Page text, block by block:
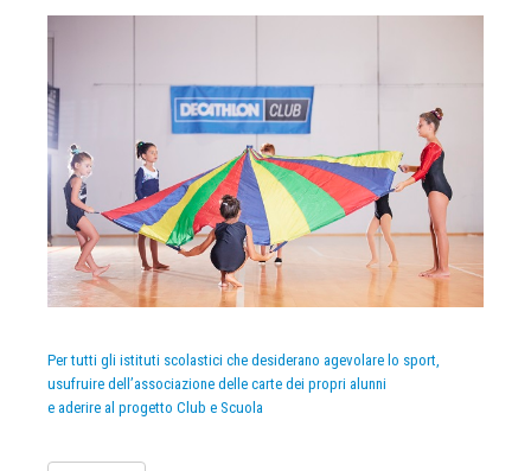
Per tutti gli istituti scolastici che desiderano agevolare lo sport,
usufruire dell’associazione delle carte dei propri alunni
e aderire al progetto Club e Scuola